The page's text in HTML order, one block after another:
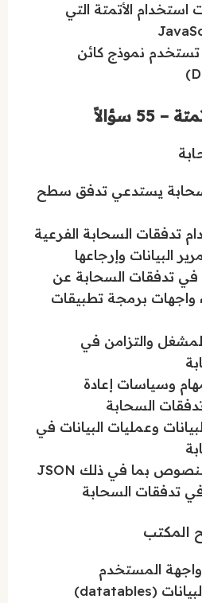
استخدام الأتمتة التي
نموذج كائن
سؤالاً
يستدعي تدفق سطح
تدفقات السحابة الفرعية
البيانات وإرجاعها
في تدفقات السحابة عن
واجهات برمجة تطبيقات
والتزامن في
وسياسات إعادة
السحابة
وعمليات البيانات في
تنفيذ تحليل النصوص بما في ذلك JSON
المكتب
واجهة المستخدم
تنفيذ جداول البيانات (datatables)